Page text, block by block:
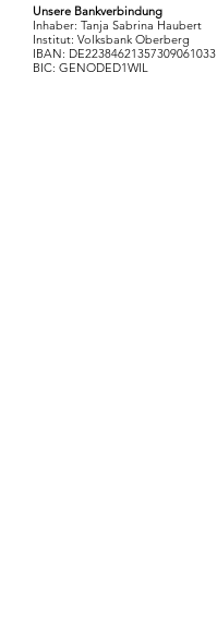
Unsere Bankverbindung
Inhaber: Tanja Sabrina Haubert
Institut: Volksbank Oberberg
IBAN: DE22384621357309061033
BIC: GENODED1WIL